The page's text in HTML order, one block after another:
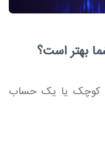
بهتر است؟
کوچک یا یک حساب